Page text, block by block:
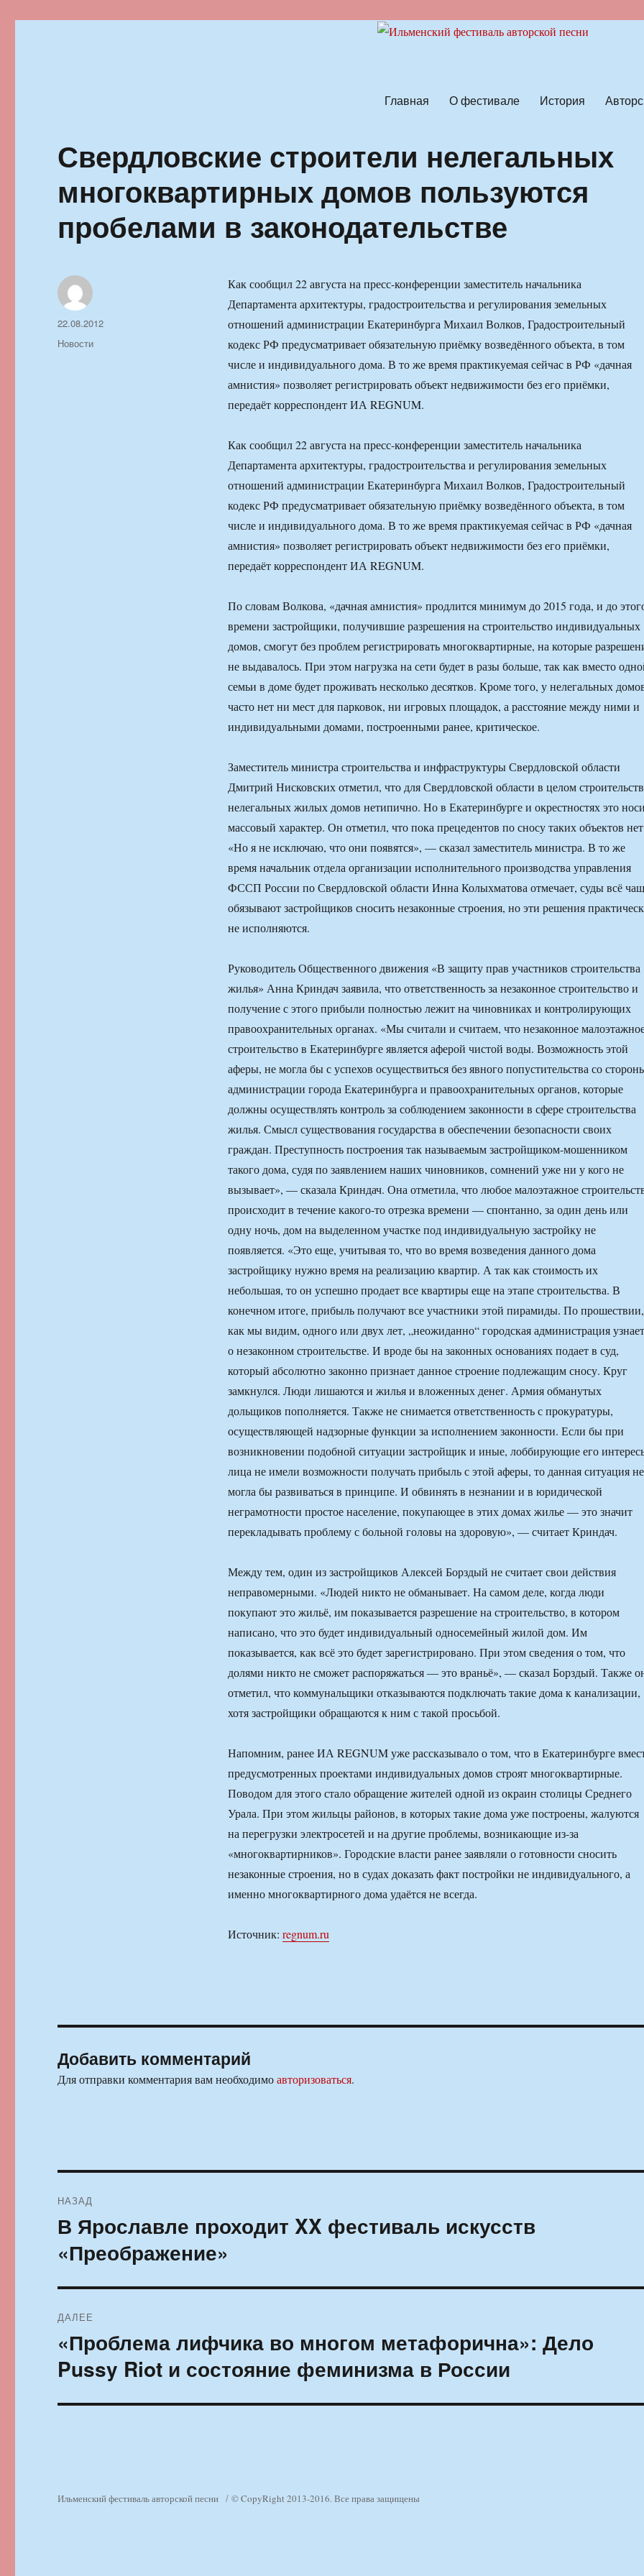
Главная О фестивале История
Свердловские строители нелегальных
многоквартирных домов пользуются
пробелами в законодательстве
Как сообщил 22 августа на пресс-конференции заместитель начальника
Департамента архитектуры, градостроительства и регулирования земельных
отношений администрации Екатеринбурга Михаил Волков, Градостроительный
кодекс РФ предусматривает обязательную приёмку возведённого объекта, в том
числе и индивидуального дома. В то же время практикуемая сейчас в РФ «дачная
амнистия» позволяет регистрировать объект недвижимости без его приёмки,
передаёт корреспондент ИА REGNUM.
Как сообщил 22 августа на пресс-конференции заместитель начальника
Департамента архитектуры, градостроительства и регулирования земельных
отношений администрации Екатеринбурга Михаил Волков, Градостроительный
кодекс РФ предусматривает обязательную приёмку возведённого объекта, в том
числе и индивидуального дома. В то же время практикуемая сейчас в РФ «дачная
амнистия» позволяет регистрировать объект недвижимости без его приёмки,
передаёт корреспондент ИА REGNUM.
По словам Волкова, «дачная амнистия» продлится минимум до 2015 года, и до
времени застройщики, получившие разрешения на строительство индивидуальных
домов, смогут без проблем регистрировать многоквартирные, на которые
не выдавалось. При этом нагрузка на сети будет в разы больше, так как вместо
семьи в доме будет проживать несколько десятков. Кроме того, у нелегальных
часто нет ни мест для парковок, ни игровых площадок, а расстояние между ними и
индивидуальными домами, построенными ранее, критическое.
Заместитель министра строительства и инфраструктуры Свердловской области
Дмитрий Нисковских отметил, что для Свердловской области в целом
нелегальных жилых домов нетипично. Но в Екатеринбурге и окрестностях это
массовый характер. Он отметил, что пока прецедентов по сносу таких объектов
«Но я не исключаю, что они появятся», — сказал заместитель министра. В то же
время начальник отдела организации исполнительного производства управления
ФССП России по Свердловской области Инна Колыхматова отмечает, суды всё
обязывают застройщиков сносить незаконные строения, но эти решения
не исполняются.
Руководитель Общественного движения «В защиту прав участников строительства
жилья» Анна Криндач заявила, что ответственность за незаконное строительство и
получение с этого прибыли полностью лежит на чиновниках и контролирующих
правоохранительных органах. «Мы считали и считаем, что незаконное
строительство в Екатеринбурге является аферой чистой воды. Возможность этой
аферы, не могла бы с успехов осуществиться без явного попустительства со
администрации города Екатеринбурга и правоохранительных органов, которые
должны осуществлять контроль за соблюдением законности в сфере строительства
жилья. Смысл существования государства в обеспечении безопасности своих
граждан. Преступность построения так называемым застройщиком-мошенником
такого дома, судя по заявлением наших чиновников, сомнений уже ни у кого не
вызывает», — сказала Криндач. Она отметила, что любое малоэтажное
происходит в течение какого-то отрезка времени — спонтанно, за один день или
одну ночь, дом на выделенном участке под индивидуальную застройку не
появляется. «Это еще, учитывая то, что во время возведения данного дома
застройщику нужно время на реализацию квартир. А так как стоимость их
небольшая, то он успешно продает все квартиры еще на этапе строительства. В
конечном итоге, прибыль получают все участники этой пирамиды. По прошествии,
как мы видим, одного или двух лет, „неожиданно“ городская администрация узнает
о незаконном строительстве. И вроде бы на законных основаниях подает в суд,
который абсолютно законно признает данное строение подлежащим сносу. Круг
замкнулся. Люди лишаются и жилья и вложенных денег. Армия обманутых
дольщиков пополняется. Также не снимается ответственность с прокуратуры,
осуществляющей надзорные функции за исполнением законности. Если бы при
возникновении подобной ситуации застройщик и иные, лоббирующие его
лица не имели возможности получать прибыль с этой аферы, то данная ситуация не
могла бы развиваться в принципе. И обвинять в незнании и в юридической
неграмотности простое население, покупающее в этих домах жилье — это значит
перекладывать проблему с больной головы на здоровую», — считает Криндач.
Между тем, один из застройщиков Алексей Борздый не считает свои действия
неправомерными. «Людей никто не обманывает. На самом деле, когда люди
покупают это жильё, им показывается разрешение на строительство, в котором
написано, что это будет индивидуальный односемейный жилой дом. Им
показывается, как всё это будет зарегистрировано. При этом сведения о том, что
долями никто не сможет распоряжаться — это враньё», — сказал Борздый. Также
отметил, что коммунальщики отказываются подключать такие дома к канализации,
хотя застройщики обращаются к ним с такой просьбой.
Напомним, ранее ИА REGNUM уже рассказывало о том, что в Екатеринбурге
предусмотренных проектами индивидуальных домов строят многоквартирные.
Поводом для этого стало обращение жителей одной из окраин столицы Среднего
Урала. При этом жильцы районов, в которых такие дома уже построены, жалуются
на перегрузки электросетей и на другие проблемы, возникающие из-за
«многоквартирников». Городские власти ранее заявляли о готовности сносить
незаконные строения, но в судах доказать факт постройки не индивидуального, а
именно многоквартирного дома удаётся не всегда.
Источник: regnum.ru
Автор
Опубликовано
22.08.2012
Рубрики
Новости
Добавить комментарий
Для отправки комментария вам необходимоавторизоваться.
по
записям
НАЗАД
Предыдущая
запись:
В Ярославле проходит XX фестиваль искусств
«Преображение»
ДАЛЕЕ
Следующая
запись:
«Проблема лифчика во многом метафорична»: Дело
Pussy Riot и состояние феминизма в России
Ильменский фестиваль авторской песни © CopyRight 2013-2016. Все права защищены